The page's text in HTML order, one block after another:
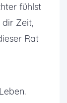
fühlst
dir Zeit,
Rat